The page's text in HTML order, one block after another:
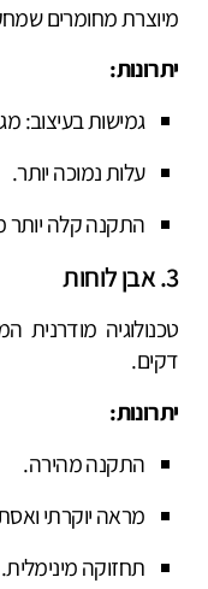
מיוצרת מחומרים
יתרונות:
גמישות בעיצוב:
עלות נמוכה יותר.
התקנה קלה יותר
3. אבן לוחות
טכנולוגיה מודרנית
דקים.
יתרונות:
התקנה מהירה.
מראה יוקרתי
תחזוקה מינימלית.